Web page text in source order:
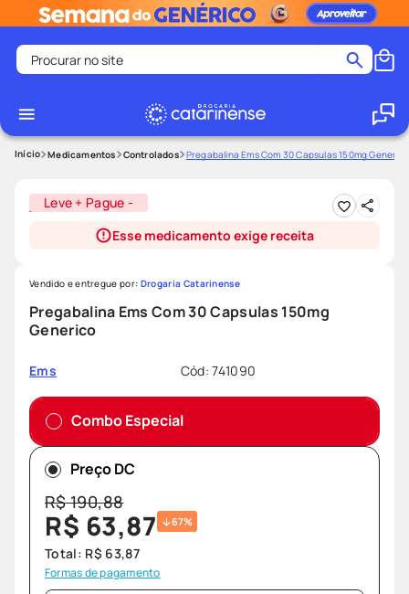
Procurar no site
1
2º
medley
4º
tadalafila
8º
desodorante
Medicamentos Controlados Pregabalina Ems Com 30 Capsulas 150mg
Leve + Pague -
Esse medicamento exige receita
Pregabalina Ems Com 30 Capsulas 150mg
Generico
Ems Cód:741090
Vendido e entregue por: Drogaria Catarinense
Combo Especial
Preço DC
R$190,88
R$ 63,87 67%
Total: R$ 63,87
Formas de pagamento